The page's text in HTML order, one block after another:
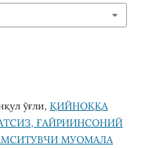
ўғли, ҚИЙНОҚҚА
ҒАЙРИИНСОНИЙ
МУОМАЛА